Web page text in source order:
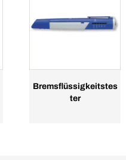
Bremsflüssigkeitstes
ter